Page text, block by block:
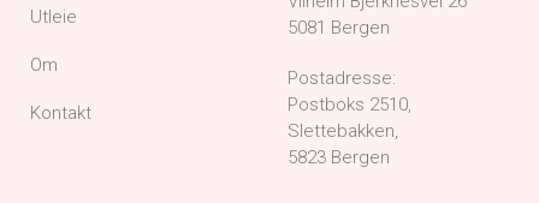
Utleie
Om
Kontakt
5081 Bergen
Postadresse:
Postboks 2510,
Slettebakken,
5823 Bergen